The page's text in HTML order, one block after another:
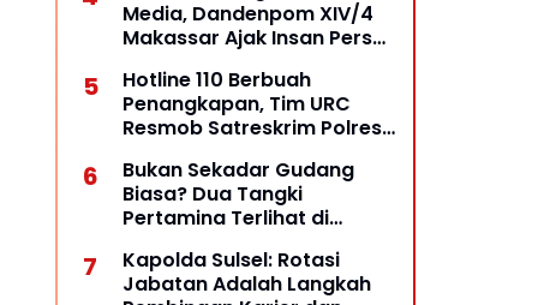
Media, Dandenpom XIV/4
Makassar Ajak Insan Pers
Kolaboratif
Hotline 110 Berbuah
Penangkapan, Tim URC
Resmob Satreskrim Polres
Pelaku Pencurian
Bukan Sekadar Gudang
Biasa? Dua Tangki
Pertamina Terlihat di
BBM Ilegal Diuji
Kapolda Sulsel: Rotasi
Jabatan Adalah Langkah